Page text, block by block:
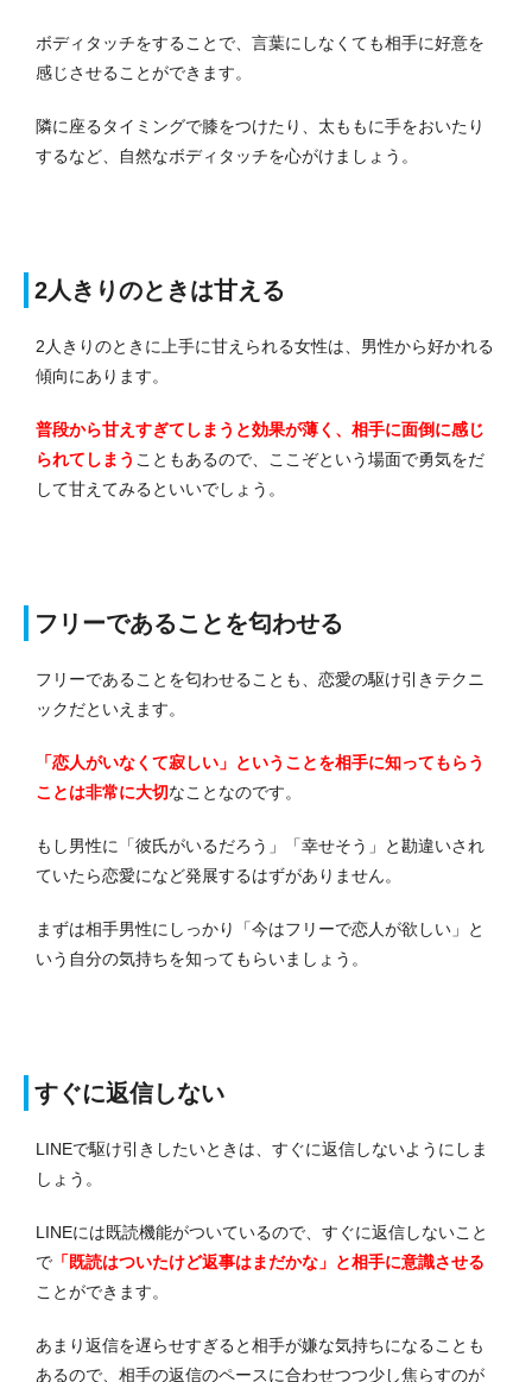
ボディタッチをすることで、言葉にしなくても相手に好意を
感じさせることができます。
隣に座るタイミングで膝をつけたり、太ももに手をおいたり
するなど、自然なボディタッチを心がけましょう。
2人きりのときは甘える
2人きりのときに上手に甘えられる女性は、男性から好かれる
傾向にあります。
普段から甘えすぎてしまうと効果が薄く、相手に面倒に感じ
られてしまう こともあるので、ここぞという場面で勇気をだ
して甘えてみるといいでしょう。
フリーであることを匂わせる
フリーであることを匂わせることも、恋愛の駆け引きテクニ
ックだといえます。
「恋人がいなくて寂しい」ということを相手に知ってもらう
ことは非常に大切なことなのです。
もし男性に「彼氏がいるだろう」「幸せそう」と勘違いされ
ていたら恋愛になど発展するはずがありません。
まずは相手男性にしっかり「今はフリーで恋人が欲しい」と
いう自分の気持ちを知ってもらいましょう。
すぐに返信しない
LINEで駆け引きしたいときは、すぐに返信しないようにしま
しょう。
LINEには既読機能がついているので、すぐに返信しないこと
で 「既読はついたけど返事はまだかな」と相手に意識させる
ことができます。
あまり返信を遅らせすぎると相手が嫌な気持ちになることも
あるので、相手の返信のペースに合わせつつ少し焦らすのが